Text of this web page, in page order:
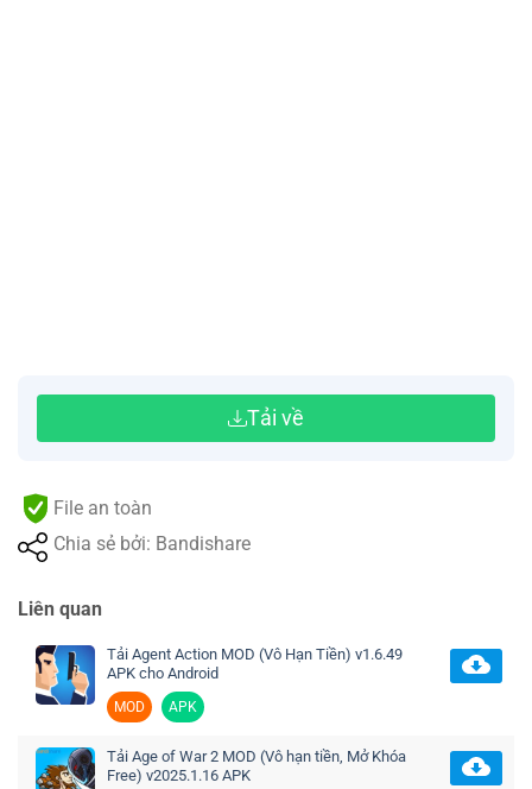
Tải về
File an toàn
Chia sẻ bởi: Bandishare
Liên quan
Tải Agent Action MOD (Vô Hạn Tiền) v1.6.49
APK cho Android
MOD APK
Tải Age of War 2 MOD (Vô hạn tiền, Mở Khóa
Free) v2025.1.16 APK